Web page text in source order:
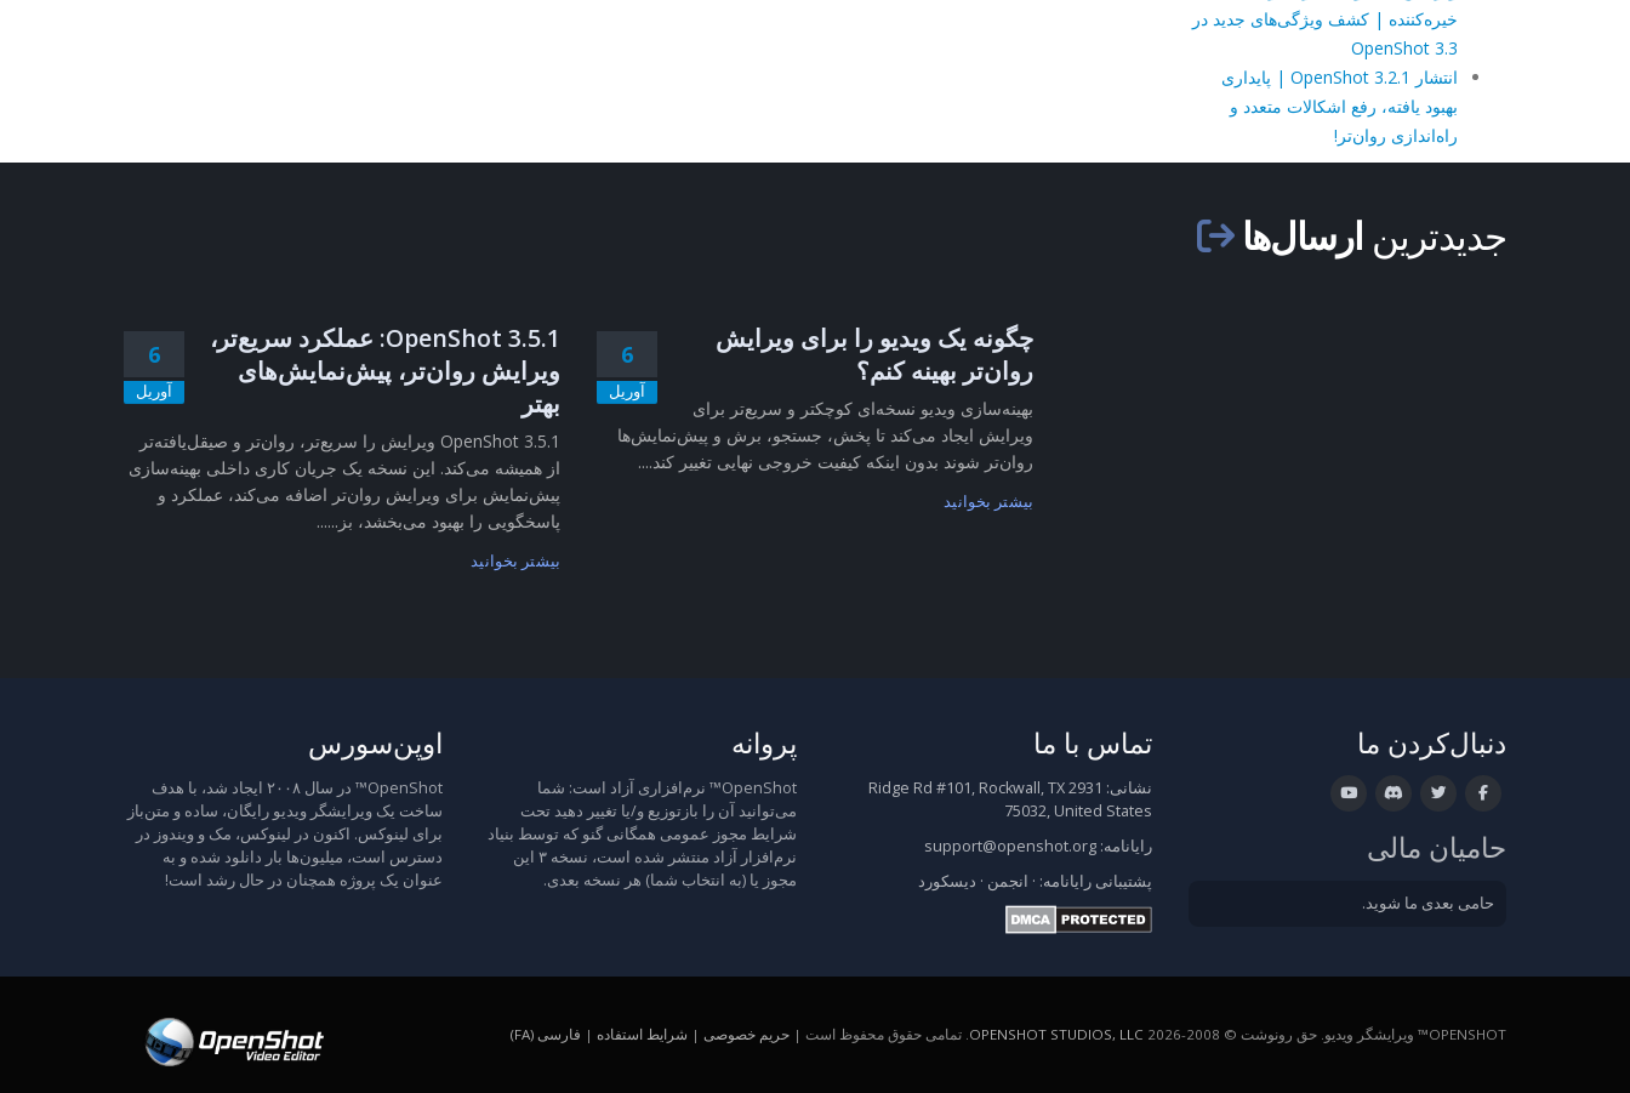
خیره‌کننده | کشف ویژگی‌های جدید در
OpenShot 3.3
انتشار OpenShot 3.2.1 | پایداری
بهبود یافته، رفع اشکالات متعدد و
راه‌اندازی روان‌تر!
جدیدترین ارسال‌ها
6
آوریل
OpenShot 3.5.1: عملکرد سریع‌تر،
ویرایش روان‌تر، پیش‌نمایش‌های
بهتر
OpenShot 3.5.1 ویرایش را سریع‌تر، روان‌تر و صیقل‌یافته‌تر
از همیشه می‌کند. این نسخه یک جریان کاری داخلی بهینه‌سازی
پیش‌نمایش برای ویرایش روان‌تر اضافه می‌کند، عملکرد و
پاسخگویی را بهبود می‌بخشد، بز......
بیشتر بخوانید
6
آوریل
چگونه یک ویدیو را برای ویرایش
روان‌تر بهینه کنم؟
بهینه‌سازی ویدیو نسخه‌ای کوچکتر و سریع‌تر برای
ویرایش ایجاد می‌کند تا پخش، جستجو، برش و پیش‌نمایش‌ها
روان‌تر شوند بدون اینکه کیفیت خروجی نهایی تغییر کند....
بیشتر بخوانید
اوپن‌سورس
OpenShot™ در سال ۲۰۰۸ ایجاد شد، با هدف
ساخت یک ویرایشگر ویدیو رایگان، ساده و متن‌باز
برای لینوکس. اکنون در لینوکس، مک و ویندوز در
دسترس است، میلیون‌ها بار دانلود شده و به
عنوان یک پروژه همچنان در حال رشد است!
پروانه
OpenShot™ نرم‌افزاری آزاد است: شما
می‌توانید آن را بازتوزیع و/یا تغییر دهید تحت
شرایط مجوز عمومی همگانی گنو که توسط بنیاد
نرم‌افزار آزاد منتشر شده است، نسخه ۳ این
مجوز یا (به انتخاب شما) هر نسخه بعدی.
تماس با ما
نشانی:
2931 Ridge Rd #101, Rockwall, TX
75032, United States
رایانامه: support@openshot.org
پشتیبانی رایانامه: · انجمن · دیسکورد
دنبال‌کردن ما
حامیان مالی
حامی بعدی ما شوید.
OPENSHOT™ ویرایشگر ویدیو. حق رونوشت © 2008-2026 OPENSHOT STUDIOS, LLC. تمامی حقوق محفوظ است | حریم خصوصی | شرایط استفاده | فارسی (FA)